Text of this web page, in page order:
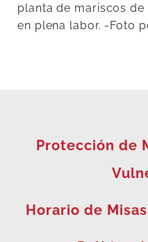
planta de mariscos
en plena labor. -Foto
Protección de
Horario de